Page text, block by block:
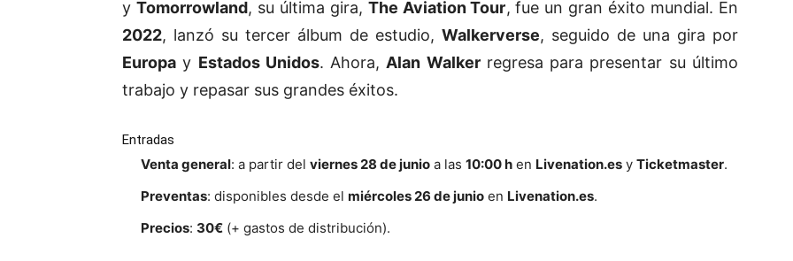
y Tomorrowland, su última gira, The Aviation Tour, fue un gran éxito mundial. En
2022, lanzó su tercer álbum de estudio, Walkerverse, seguido de una gira por
Europa y Estados Unidos. Ahora, Alan Walkerregresa para presentar su último
trabajo y repasar sus grandes éxitos.
Entradas
Venta general: a partir del viernes 28 de junio a las 10:00 h en Livenation.es y Ticketmaster.
Preventas: disponibles desde el miércoles 26 de junio en Livenation.es.
Precios: 30€ (+ gastos de distribución).